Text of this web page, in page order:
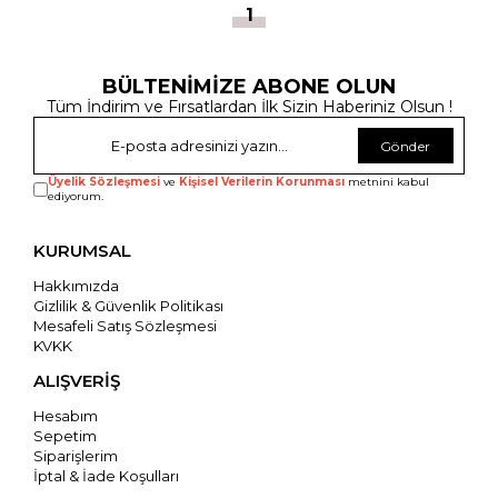
1
BÜLTENİMİZE ABONE OLUN
Tüm İndirim ve Fırsatlardan İlk Sizin Haberiniz Olsun !
Gönder
Üyelik Sözleşmesive Kişisel Verilerin Korunmasımetnini kabul
ediyorum.
KURUMSAL
Hakkımızda
Gizlilik & Güvenlik Politikası
Mesafeli Satış Sözleşmesi
KVKK
ALIŞVERİŞ
Hesabım
Sepetim
Siparişlerim
İptal & İade Koşulları